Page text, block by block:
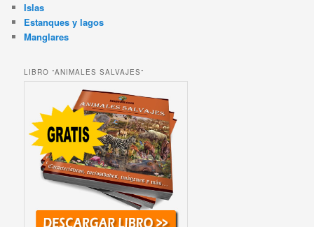
Islas
Estanques y lagos
Manglares
LIBRO “ANIMALES SALVAJES”